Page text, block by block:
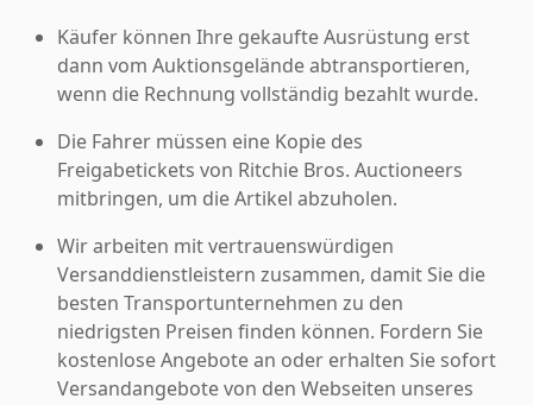
Käufer können Ihre gekaufte Ausrüstung erst
dann vom Auktionsgelände abtransportieren,
wenn die Rechnung vollständig bezahlt wurde.
Die Fahrer müssen eine Kopie des
Freigabetickets von Ritchie Bros. Auctioneers
mitbringen, um die Artikel abzuholen.
Wir arbeiten mit vertrauenswürdigen
Versanddienstleistern zusammen, damit Sie die
besten Transportunternehmen zu den
niedrigsten Preisen finden können. Fordern Sie
kostenlose Angebote an oder erhalten Sie sofort
Versandangebote von den Webseiten unseres